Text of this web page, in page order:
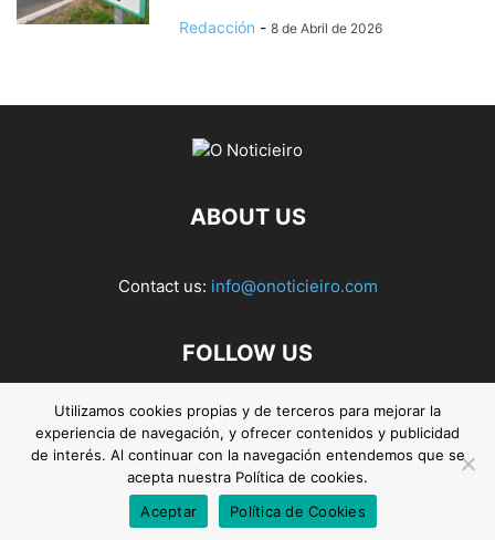
Redacción - 8 de Abril de 2026
ABOUT US
Contact us: info@onoticieiro.com
FOLLOW US
© 2026. O Noticieiro
Utilizamos cookies propias y de terceros para mejorar la
experiencia de navegación, y ofrecer contenidos y publicidad
de interés. Al continuar con la navegación entendemos que se
acepta nuestra Política de cookies.
Aceptar
Política de Cookies